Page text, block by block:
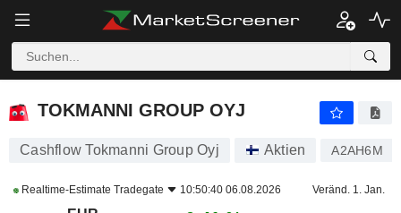
TOKMANNI GROUP OYJ
TOKMANNI GROUP OYJ
Cashflow Tokmanni Group Oyj Aktien A2AH6M
Realtime-Estimate Tradegate 10:50:40 06.08.2026 Veränd. 1. Jan.